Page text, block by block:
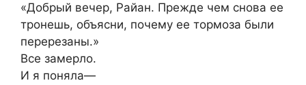
«Добрый вечер, Райан. Прежде чем снова ее
тронешь, объясни, почему ее тормоза были
перерезаны.»
Все замерло.
И я поняла—